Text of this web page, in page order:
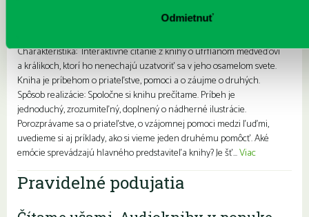
Odmietnuť
Charakteristika: Interaktívne čítanie z knihy o ufrflanom medveďovi
a králikoch, ktorí ho nenechajú uzatvoriť sa v jeho osamelom svete.
Kniha je príbehom o priateľstve, pomoci a o záujme o druhých.
Spôsob realizácie: Spoločne si knihu prečítame. Príbeh je
jednoduchý, zrozumiteľný, doplnený o nádherné ilustrácie.
Porozprávame sa o priateľstve, o vzájomnej pomoci medzi ľuďmi,
uvedieme si aj príklady, ako si vieme jeden druhému pomôcť. Aké
emócie sprevádzajú hlavného predstaviteľa knihy? Je šť...Viac
Pravidelné podujatia